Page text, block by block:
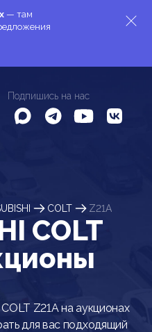
— там
Подпишись на нас
COLT Z21A
COLT
Z21A на аукционах
для вас подходящий